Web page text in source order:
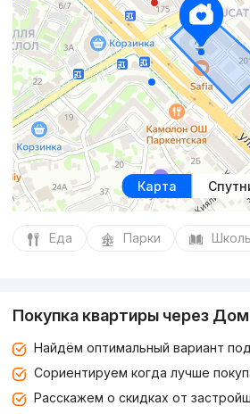
Карта
Еда Парки
Покупка квартиры через
Найдём оптимальный вариант
Сориентируем когда лучше
Расскажем о скидках от